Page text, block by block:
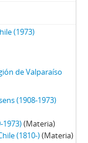
(1973)
de Valparaíso
(1908-1973)
1973)(Materia)
(1810-)(Materia)